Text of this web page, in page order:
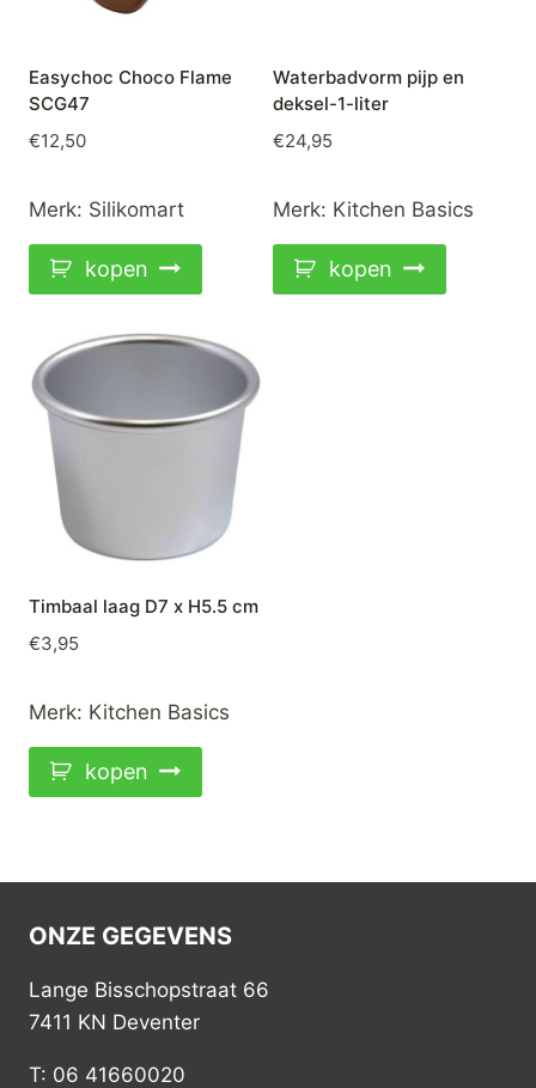
Easychoc Choco Flame
SCG47
€12,50
Merk: Silikomart
kopen
Waterbadvorm pijp en
deksel-1-liter
€24,95
Merk: Kitchen Basics
kopen
Timbaal laag D7 x H5.5 cm
€3,95
Merk: Kitchen Basics
kopen
ONZE GEGEVENS
Lange Bisschopstraat 66
7411 KN Deventer
T: 06 41660020